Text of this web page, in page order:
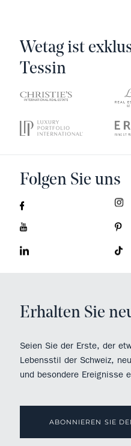
Wetag ist
Tessin
Folgen Sie uns
Erhalten Sie
Seien Sie der Erste, der
Lebensstil der Schweiz,
und besondere Ereignisse
ABONNIEREN SIE